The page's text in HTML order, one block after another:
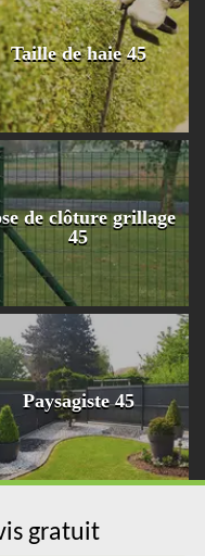
Taille de haie 45
de clôture grillage
45
Paysagiste 45
gratuit